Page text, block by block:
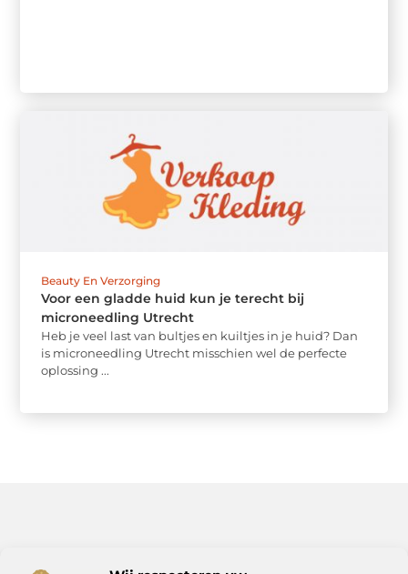
Beauty En Verzorging
Voor een gladde huid kun je terecht bij
microneedling Utrecht
Heb je veel last van bultjes en kuiltjes in je huid? Dan
is microneedling Utrecht misschien wel de perfecte
oplossing ...